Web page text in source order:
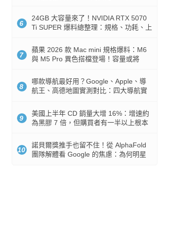
6
24GB 大容量來了！NVIDIA RTX 5070
Ti SUPER 爆料總整理：規格、功耗、上
7
蘋果 2026 款 Mac mini 規格爆料：M6
與 M5 Pro 異色搭檔登場！容量或將
8
哪款導航最好用？Google、Apple、導
航王、高德地圖實測對比：四大導航實
9
美國上半年 CD 銷量大增 16%：增速約
為黑膠 7 倍，但購買者有一半以上根本
10
諾貝爾獎推手也留不住！從 AlphaFold
團隊解體看 Google 的焦慮：為何明星